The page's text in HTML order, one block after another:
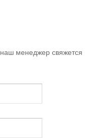
менеджер свяжется